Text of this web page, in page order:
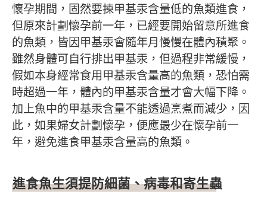
懷孕期間，固然要揀甲基汞含量低的魚類進食，
但原來計劃懷孕前一年，已經要開始留意所進食
的魚類，皆因甲基汞會隨年月慢慢在體內積聚。
雖然身體可自行排出甲基汞，但過程非常緩慢，
假如本身經常食用甲基汞含量高的魚類，恐怕需
時超過一年，體內的甲基汞含量才會大幅下降。
加上魚中的甲基汞含量不能透過烹煮而減少，因
此，如果婦女計劃懷孕，便應最少在懷孕前一
年，避免進食甲基汞含量高的魚類。
進食魚生須提防細菌、病毒和寄生蟲